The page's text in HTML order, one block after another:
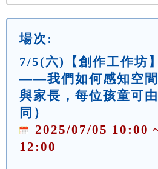
場次:
7/5(六)【創作工作坊
——我們如何感知空間
與家長，每位孩童可
同）
2025/07/05 10:00
12:00